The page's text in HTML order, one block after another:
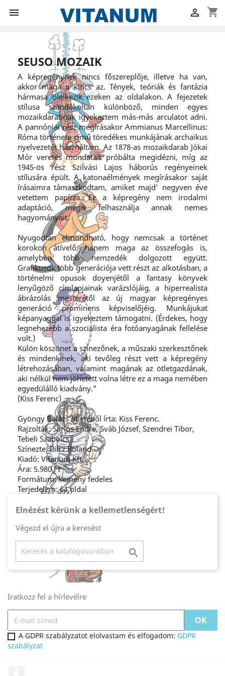
 shopping_cart

SEUSO MOZAIK
A képregénynek nincs főszereplője, illetve ha van,
akkor maga a kincs az. Tények, teóriák és fantázia
hármasa ölelkezik ezeken az oldalakon. A fejezetek
stílusa szándékoltan különböző, minden egyes
mozaikdarabnak igyekeztem más-más arculatot adni.
A pannóniai rész megírásakor Ammianus Marcellinus:
Róma története című töredékes munkájának archaikus
nyelvezetét használtam. Az 1878-as mozaikdarab Jókai
Mór veretes mondatait próbálta megidézni, míg az
1945-ös rész Szilvási Lajos háborús regényeinek
stílusára épült. A katonaélmények megírásakor saját
írásaimra támaszkodtam, amiket majd’ negyven éve
vetettem papírra. Ez a képregény nem irodalmi
adaptáció, mégis felhasználja annak nemes
hagyományait.
Nyugodtan elmondható, hogy nemcsak a történet
korokon átívelő, hanem maga az összefogás is,
amelyben több nemzedék dolgozott együtt.
Grafikusok több generációja vett részt az alkotásban, a
történelmi opusok doyenjétől a fantasy könyvek
lenyűgöző címlapjainak varázslójáig, a hiperrealista
ábrázolás mesterétől az új magyar képregényes
generáció prominens képviselőjéig. Munkájukat
képanyaggal is igyekeztem támogatni. (Érdekes, hogy
legnehezebb a szocialista éra fotóanyagának fellelése
volt.)
Külön köszönet a színezőnek, a műszaki szerkesztőnek
és mindenkinek, aki tevőleg részt vett a képregény
létrehozásában, valamint magának az ötletgazdának,
aki nélkül nem jöhetett volna létre ez a maga nemében
egyedülálló kiadvány.”
(Kiss Ferenc)
Gyöngy Balázs ötletéből írta: Kiss Ferenc.
Rajzolták: Sarlós Endre, Sváb József, Szendrei Tibor,
Tebeli Szabolcs.
Színezte: Pilcz Roland.
Kiadó: Vitanum Kft.
Ára: 5.980 Ft
Formátum: kemény fedeles
Terjedelem: 64 oldal
Elnézést kérünk a kellemetlenségért!
Végezd el újra a keresést

Iratkozz fel a hírlevélre
A GDPR szabályzatot elolvastam és elfogadom: GDPR
szabályzat